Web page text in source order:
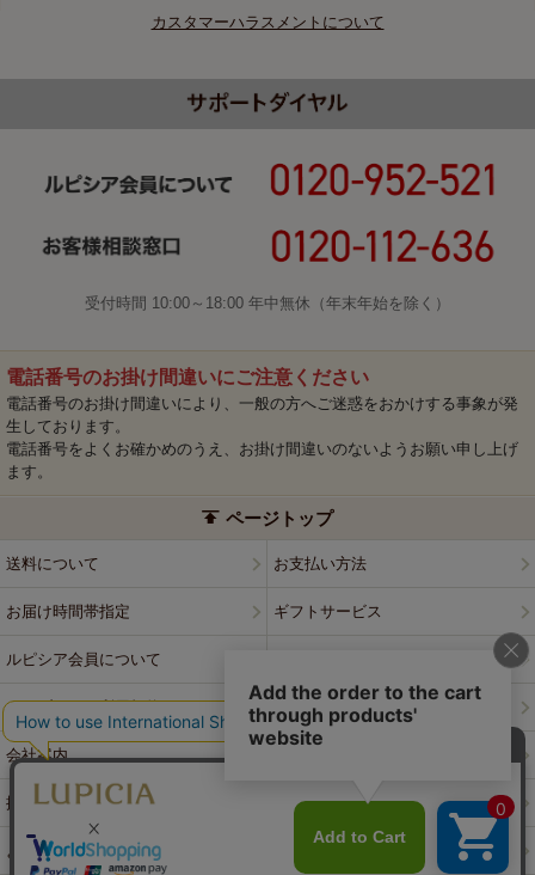
カスタマーハラスメントについて
受付時間 10:00～18:00 年中無休（年末年始を除く）
電話番号のお掛け間違いにご注意ください
電話番号のお掛け間違いにより、一般の方へご迷惑をおかけする事象が発
生しております。
電話番号をよくお確かめのうえ、お掛け間違いのないようお願い申し上げ
ます。
ページトップ
送料について お支払い方法
お届け時間帯指定 ギフトサービス
ルピシア会員について
ウェブサイト利用規約 特定商取引法に基づく表記
会社案内
採用情報 ルピシアブランド
よくある質問